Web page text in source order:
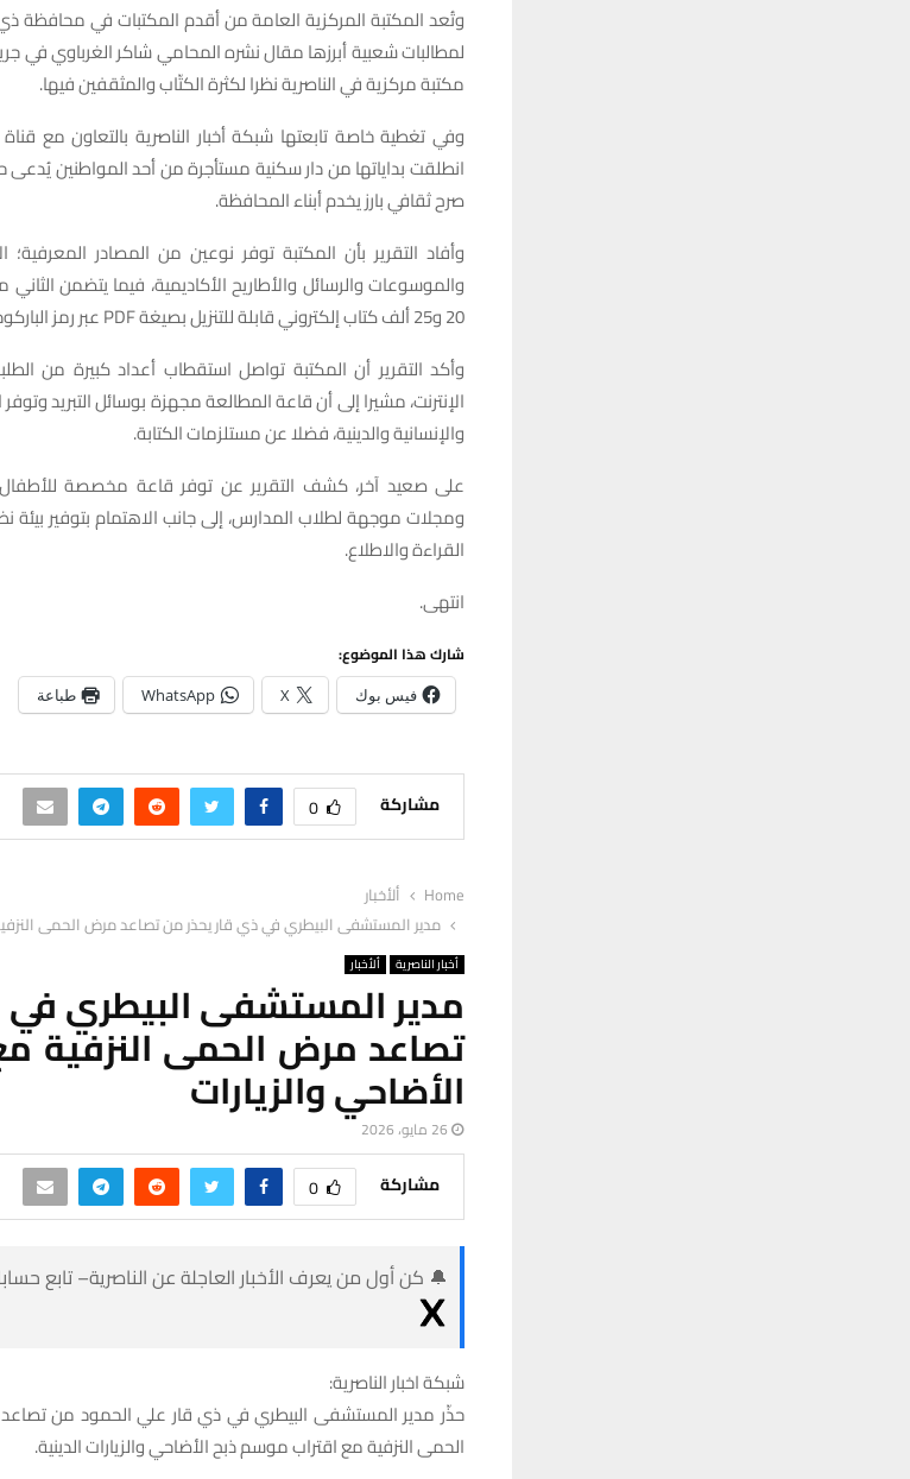
لمطالبات شعبية أبرزها مقال نشره المحامي شاكر الغرباوي في
مكتبة مركزية في الناصرية نظرا لكثرة الكتّاب والمثقفين فيها.
وفي تغطية خاصة تابعتها شبكة أخبار الناصرية بالتعاون مع
انطلقت بداياتها من دار سكنية مستأجرة من أحد المواطنين يُدعى
صرح ثقافي بارز يخدم أبناء المحافظة.
وأفاد التقرير بأن المكتبة توفر نوعين من المصادر المعرفية؛
والموسوعات والرسائل والأطاريح الأكاديمية، فيما يتضمن
20 و25 ألف كتاب إلكتروني قابلة للتنزيل بصيغة PDF عبر رمز الباركود.
وأكد التقرير أن المكتبة تواصل استقطاب أعداد كبيرة من
الإنترنت، مشيرا إلى أن قاعة المطالعة مجهزة بوسائل التبريد وتوفر
والإنسانية والدينية، فضلا عن مستلزمات الكتابة.
على صعيد آخر، كشف التقرير عن توفر قاعة مخصصة للأطفال
ومجلات موجهة لطلاب المدارس، إلى جانب الاهتمام بتوفير
القراءة والاطلاع.
انتهى.
شارك هذا الموضوع:
فيس بوك X
WhatsApp طباعة
مشاركة 0
Home
ألأخبار
مدير المستشفى البيطري في ذي قار يحذر من تصاعد مرض الحمى
أخبار الناصرية ألأخبار
مدير المستشفى البيطري
تصاعد مرض الحمى النزفية
الأضاحي والزيارات
26 مايو، 2026
مشاركة 0
🔔 كن أول من يعرف الأخبار العاجلة عن الناصرية– تابع
شبكة اخبار الناصرية:
حذّر مدير المستشفى البيطري في ذي قار علي الحمود من
الحمى النزفية مع اقتراب موسم ذبح الأضاحي والزيارات الدينية.